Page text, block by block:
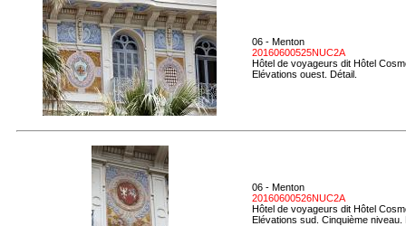
06 - Menton
20160600525NUC2A
Hôtel de voyageurs dit Hôtel
Elévations ouest. Détail.
06 - Menton
20160600526NUC2A
Hôtel de voyageurs dit Hôtel
Elévations sud. Cinquième